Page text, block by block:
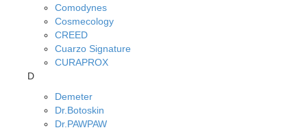
Comodynes
Cosmecology
CREED
Cuarzo Signature
CURAPROX
D
Demeter
Dr.Botoskin
Dr.PAWPAW